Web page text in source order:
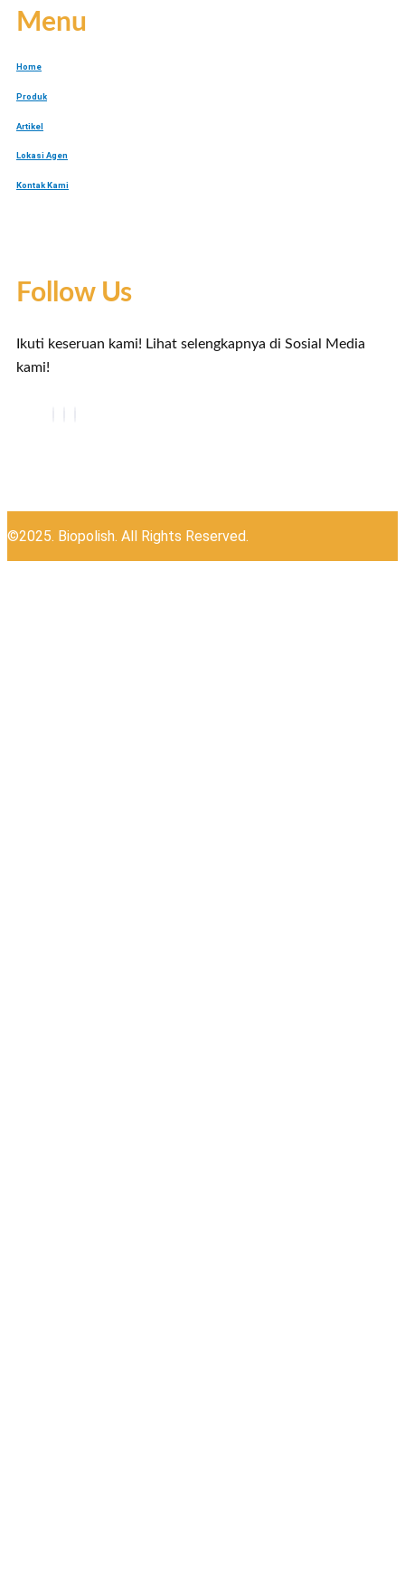
Menu
Home
Produk
Artikel
Lokasi Agen
Kontak Kami
Follow Us
Ikuti keseruan kami! Lihat selengkapnya di Sosial Media
kami!
©2025. Biopolish. All Rights Reserved.